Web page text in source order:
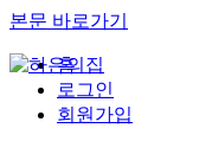
본문 바로가기
홈
로그인
회원가입